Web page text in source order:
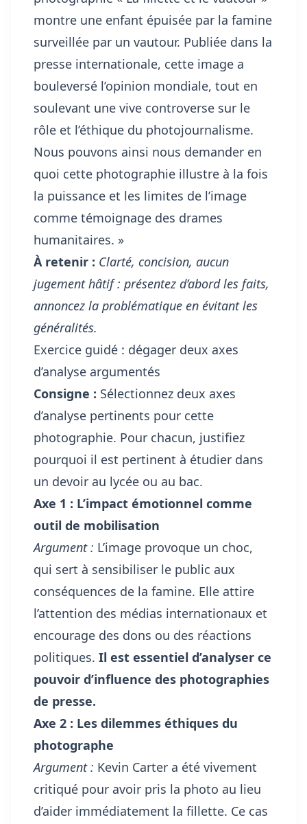
montre une enfant épuisée par la famine
surveillée par un vautour. Publiée dans la
presse internationale, cette image a
bouleversé l’opinion mondiale, tout en
soulevant une vive controverse sur le
rôle et l’éthique du photojournalisme.
Nous pouvons ainsi nous demander en
quoi cette photographie illustre à la fois
la puissance et les limites de l’image
comme témoignage des drames
humanitaires. »
À retenir : Clarté, concision, aucun
jugement hâtif : présentez d’abord les faits,
annoncez la problématique en évitant les
généralités.
Exercice guidé : dégager deux axes
d’analyse argumentés
Consigne : Sélectionnez deux axes
d’analyse pertinents pour cette
photographie. Pour chacun, justifiez
pourquoi il est pertinent à étudier dans
un devoir au lycée ou au bac.
Axe 1 : L’impact émotionnel comme
outil de mobilisation
Argument : L’image provoque un choc,
qui sert à sensibiliser le public aux
conséquences de la famine. Elle attire
l’attention des médias internationaux et
encourage des dons ou des réactions
politiques. Il est essentiel d’analyser ce
pouvoir d’influence des photographies
de presse.
Axe 2 : Les dilemmes éthiques du
photographe
Argument : Kevin Carter a été vivement
critiqué pour avoir pris la photo au lieu
d’aider immédiatement la fillette. Ce cas